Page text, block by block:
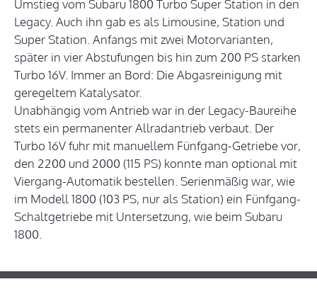
Umstieg vom Subaru 1800 Turbo Super Station in den
Legacy. Auch ihn gab es als Limousine, Station und
Super Station. Anfangs mit zwei Motorvarianten,
später in vier Abstufungen bis hin zum 200 PS starken
Turbo 16V. Immer an Bord: Die Abgasreinigung mit
geregeltem Katalysator.
Unabhängig vom Antrieb war in der Legacy-Baureihe
stets ein permanenter Allradantrieb verbaut. Der
Turbo 16V fuhr mit manuellem Fünfgang-Getriebe vor,
den 2200 und 2000 (115 PS) konnte man optional mit
Viergang-Automatik bestellen. Serienmäßig war, wie
im Modell 1800 (103 PS, nur als Station) ein Fünfgang-
Schaltgetriebe mit Untersetzung, wie beim Subaru
1800.